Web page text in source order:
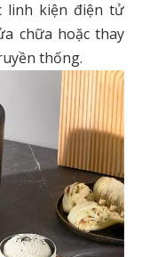
linh kiện điện tử
chữa hoặc thay
thống.